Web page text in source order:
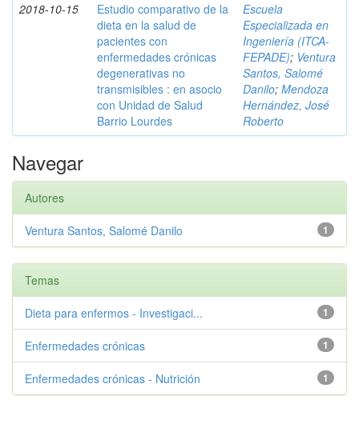
2018-10-15
Estudio comparativo de la
dieta en la salud de
pacientes con
enfermedades crónicas
degenerativas no
transmisibles : en asocio
con Unidad de Salud
Barrio Lourdes
Escuela
Especializada en
Ingeniería (ITCA-
FEPADE); Ventura
Santos, Salomé
Danilo; Mendoza
Hernández, José
Roberto
Navegar
Autores
1
Ventura Santos, Salomé Danilo
Temas
1
Dieta para enfermos - Investigaci...
1
Enfermedades crónicas
1
Enfermedades crónicas - Nutrición